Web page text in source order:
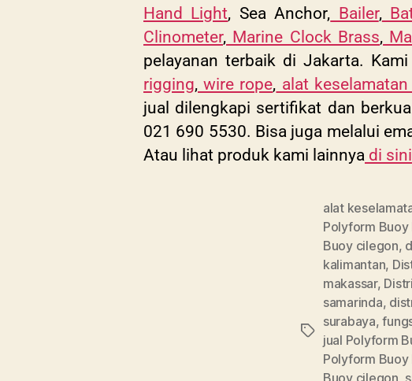
Hand Light, Sea Anchor, Bailer,
Clinometer, Marine Clock Brass,
pelayanan terbaik di Jakarta.
rigging, wire rope, alat keselamatan
jual dilengkapi sertifikat dan
021 690 5530. Bisa juga melalui
Atau lihat produk kami lainnya di sini
alat
Polyform Buoy
Buoy cilegon,
kalimantan,
makassar,
samarinda,
surabaya,
jual Polyform
Polyform Buoy
Buoy cilegon